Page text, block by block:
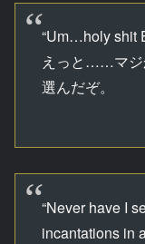
“Um…holy shit
えっと……マジ
選んだぞ。
“Never have I
incantations in